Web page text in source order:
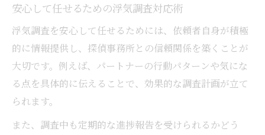
安心して任せるための浮気調査対応術
浮気調査を安心して任せるためには、依頼者自身が積極
的に情報提供し、探偵事務所との信頼関係を築くことが
大切です。例えば、パートナーの行動パターンや気にな
る点を具体的に伝えることで、効果的な調査計画が立て
られます。
また、調査中も定期的な進捗報告を受けられるかどう